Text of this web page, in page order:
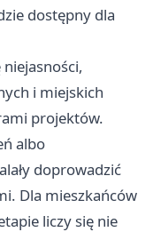
dostępny dla
i miejskich
projektów.
albo
doprowadzić
Dla mieszkańców
liczy się nie